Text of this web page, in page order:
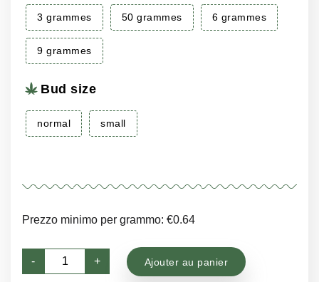
3 grammes 50 grammes 6 grammes
9 grammes
Bud size
normal small
Prezzo minimo per grammo: €0.64
-
quantité
de
+ Ajouter au panier